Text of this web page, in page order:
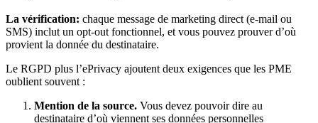
La vérification: chaque message de marketing direct (e-mail ou
SMS) inclut un opt-out fonctionnel, et vous pouvez prouver d’où
provient la donnée du destinataire.
Le RGPD plus l’ePrivacy ajoutent deux exigences que les PME
oublient souvent :
Mention de la source. Vous devez pouvoir dire au
destinataire d’où viennent ses données personnelles